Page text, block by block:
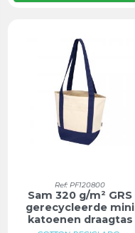
Ref: PF120800
Sam 320 g/m² GRS
gerecycleerde mini
katoenen draagtas